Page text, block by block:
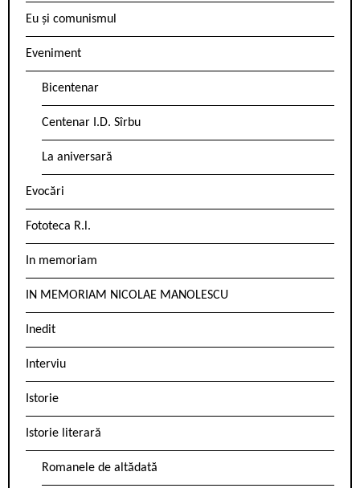
Eu și comunismul
Eveniment
Bicentenar
Centenar I.D. Sîrbu
La aniversară
Evocări
Fototeca R.l.
In memoriam
IN MEMORIAM NICOLAE MANOLESCU
Inedit
Interviu
Istorie
Istorie literară
Romanele de altădată